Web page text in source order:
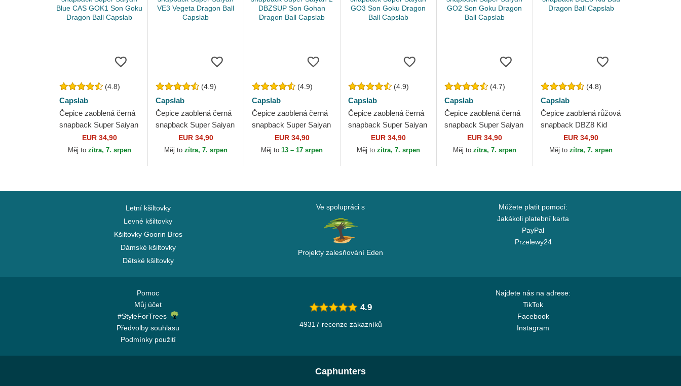
(4.8)
Capslab
Čepice zaoblená černá
snapback Super Saiyan
Blue CAS GOK1 Son
Goku Dragon Ball
EUR 34,90
Měj to zítra, 7. srpen
(4.9)
Capslab
Čepice zaoblená černá
snapback Super Saiyan
VE3 Vegeta Dragon Ball
Capslab
EUR 34,90
Měj to zítra, 7. srpen
(4.9)
Capslab
Čepice zaoblená černá
snapback Super Saiyan
2 DBZSUP Son Gohan
Dragon Ball Capslab
EUR 34,90
Měj to13 – 17 srpen
(4.9)
Capslab
Čepice zaoblená černá
snapback Super Saiyan
GO3 Son Goku Dragon
Ball Capslab
EUR 34,90
Měj to zítra, 7. srpen
(4.7)
Capslab
Čepice zaoblená černá
snapback Super Saiyan
GO2 Son Goku Dragon
Ball Capslab
EUR 34,90
Měj to zítra, 7. srpen
(4.8)
Capslab
Čepice zaoblená růžová
snapback DBZ8 Kid
Buu Dragon Ball
Capslab
EUR 34,90
Měj tozítra, 7. srpen
Letní kšiltovky
Levné kšiltovky
Kšiltovky Goorin Bros
Dámské kšiltovky
Dětské kšiltovky
Ve spolupráci s
Projekty zalesňování Eden
Můžete platit pomocí:
Jakákoli platební karta
PayPal
Przelewy24
Pomoc
Můj účet
#StyleForTrees
Předvolby souhlasu
Podmínky použití
Najdete nás na adrese:
TikTok
Facebook
Instagram
4.9
49317 recenze zákazníků
Caphunters